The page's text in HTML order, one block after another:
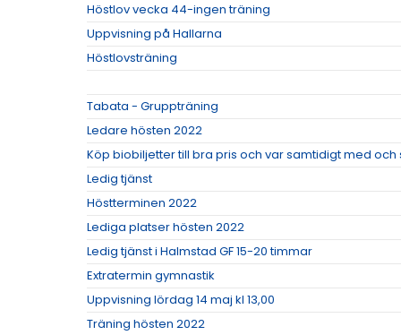
Höstlov vecka 44-ingen träning
Uppvisning på Hallarna
Höstlovsträning
Tabata - Gruppträning
Ledare hösten 2022
Köp biobiljetter till bra pris och var samtidigt med och
Ledig tjänst
Höstterminen 2022
Lediga platser hösten 2022
Ledig tjänst i Halmstad GF 15-20 timmar
Extratermin gymnastik
Uppvisning lördag 14 maj kl 13,00
Träning hösten 2022